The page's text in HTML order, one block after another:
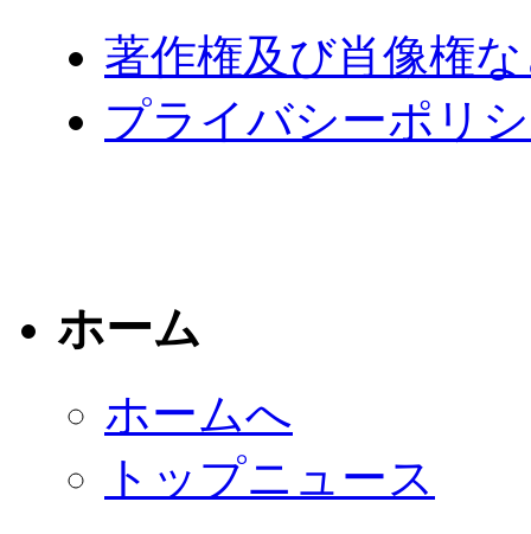
著作権及び肖像権
プライバシーポリ
ホーム
ホームへ
トップニュース